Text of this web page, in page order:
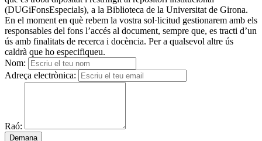
(DUGiFonsEspecials), a la Biblioteca de la Universitat de Girona.
En el moment en què rebem la vostra sol·licitud gestionarem amb els
responsables del fons l’accés al document, sempre que, es tracti d’un
ús amb finalitats de recerca i docència. Per a qualsevol altre ús
caldrà que ho especifiqueu.
Nom:
Adreça electrònica:
Raó: